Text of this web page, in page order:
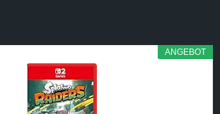
ANGEBOT